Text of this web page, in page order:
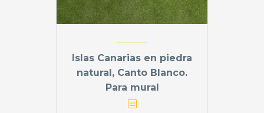
Islas Canarias en piedra
natural, Canto Blanco.
Para mural